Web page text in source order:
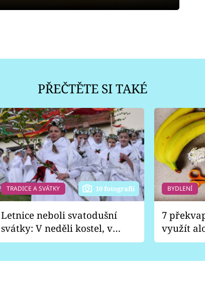
PŘEČTĚTE SI TAKÉ
TRADICE A SVÁTKY 10 fotografií
Letnice neboli svatodušní
svátky: V neděli kostel, v
pondělí zábava
BYDLENÍ
7
využít